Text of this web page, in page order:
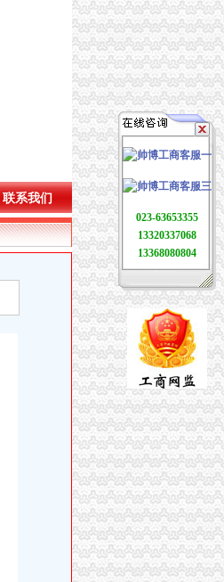
联系我们
023-63653355
13320337068
13368080804